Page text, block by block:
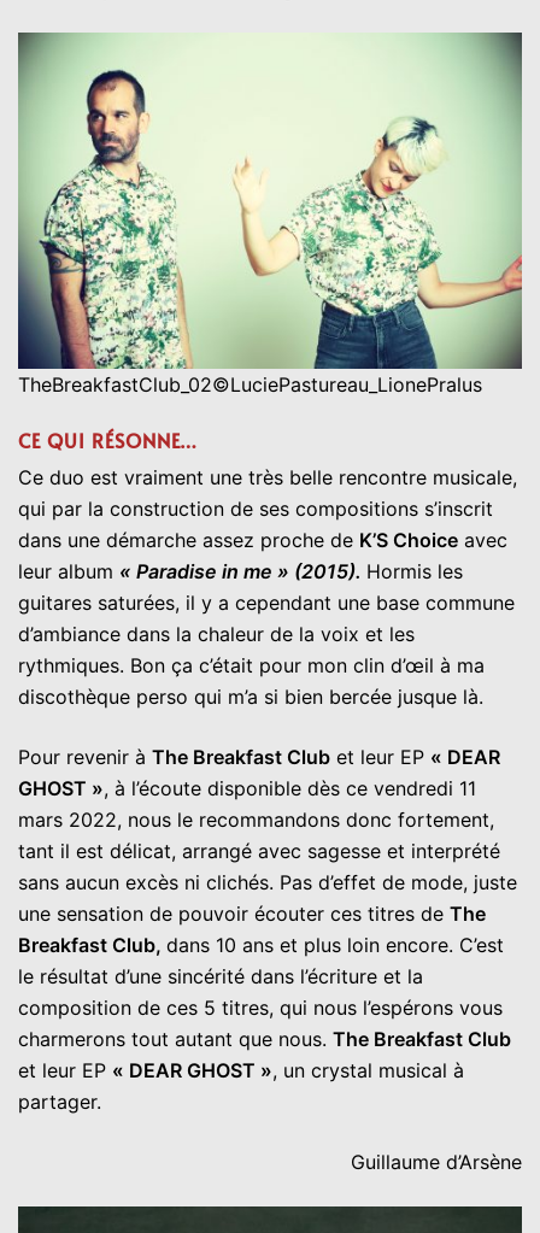
TheBreakfastClub_02©LuciePastureau_LionePralus
CE QUI RÉSONNE…
Ce duo est vraiment une très belle rencontre musicale,
qui par la construction de ses compositions s’inscrit
dans une démarche assez proche de K’S Choice avec
leur album « Paradise in me » (2015). Hormis les
guitares saturées, il y a cependant une base commune
d’ambiance dans la chaleur de la voix et les
rythmiques. Bon ça c’était pour mon clin d’œil à ma
discothèque perso qui m’a si bien bercée jusque là.
Pour revenir à The Breakfast Club et leur EP « DEAR
GHOST », à l’écoute disponible dès ce vendredi 11
mars 2022, nous le recommandons donc fortement,
tant il est délicat, arrangé avec sagesse et interprété
sans aucun excès ni clichés. Pas d’effet de mode, juste
une sensation de pouvoir écouter ces titres de The
Breakfast Club, dans 10 ans et plus loin encore. C’est
le résultat d’une sincérité dans l’écriture et la
composition de ces 5 titres, qui nous l’espérons vous
charmerons tout autant que nous. The Breakfast Club
et leur EP « DEAR GHOST », un crystal musical à
partager.
Guillaume d’Arsène